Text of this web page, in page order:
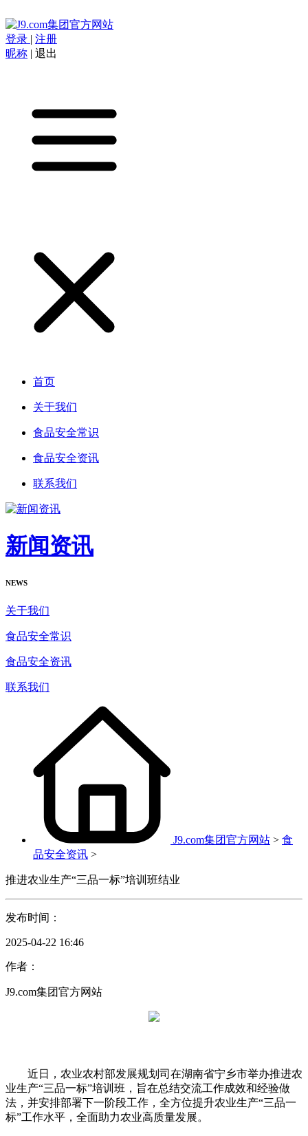
登录 | 注册
昵称 | 退出
首页
关于我们
食品安全常识
食品安全资讯
联系我们
新闻资讯
NEWS
关于我们
食品安全常识
食品安全资讯
联系我们
J9.com集团官方网站 > 食
品安全资讯 >
推进农业生产“三品一标”培训班结业
发布时间：
2025-04-22 16:46
作者：
J9.com集团官方网站
近日，农业农村部发展规划司在湖南省宁乡市举办推进农
业生产“三品一标”培训班，旨在总结交流工作成效和经验做
法，并安排部署下一阶段工作，全方位提升农业生产“三品一
标”工作水平，全面助力农业高质量发展。